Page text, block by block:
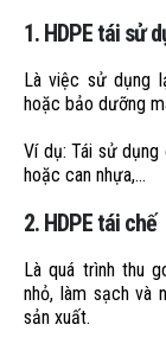
1. HDPE tái sử
Là việc sử dụng
hoặc bảo dưỡng
Ví dụ: Tái sử
hoặc can nhựa,…
2. HDPE tái chế
Là quá trình thu
nhỏ, làm sạch và
sản xuất.